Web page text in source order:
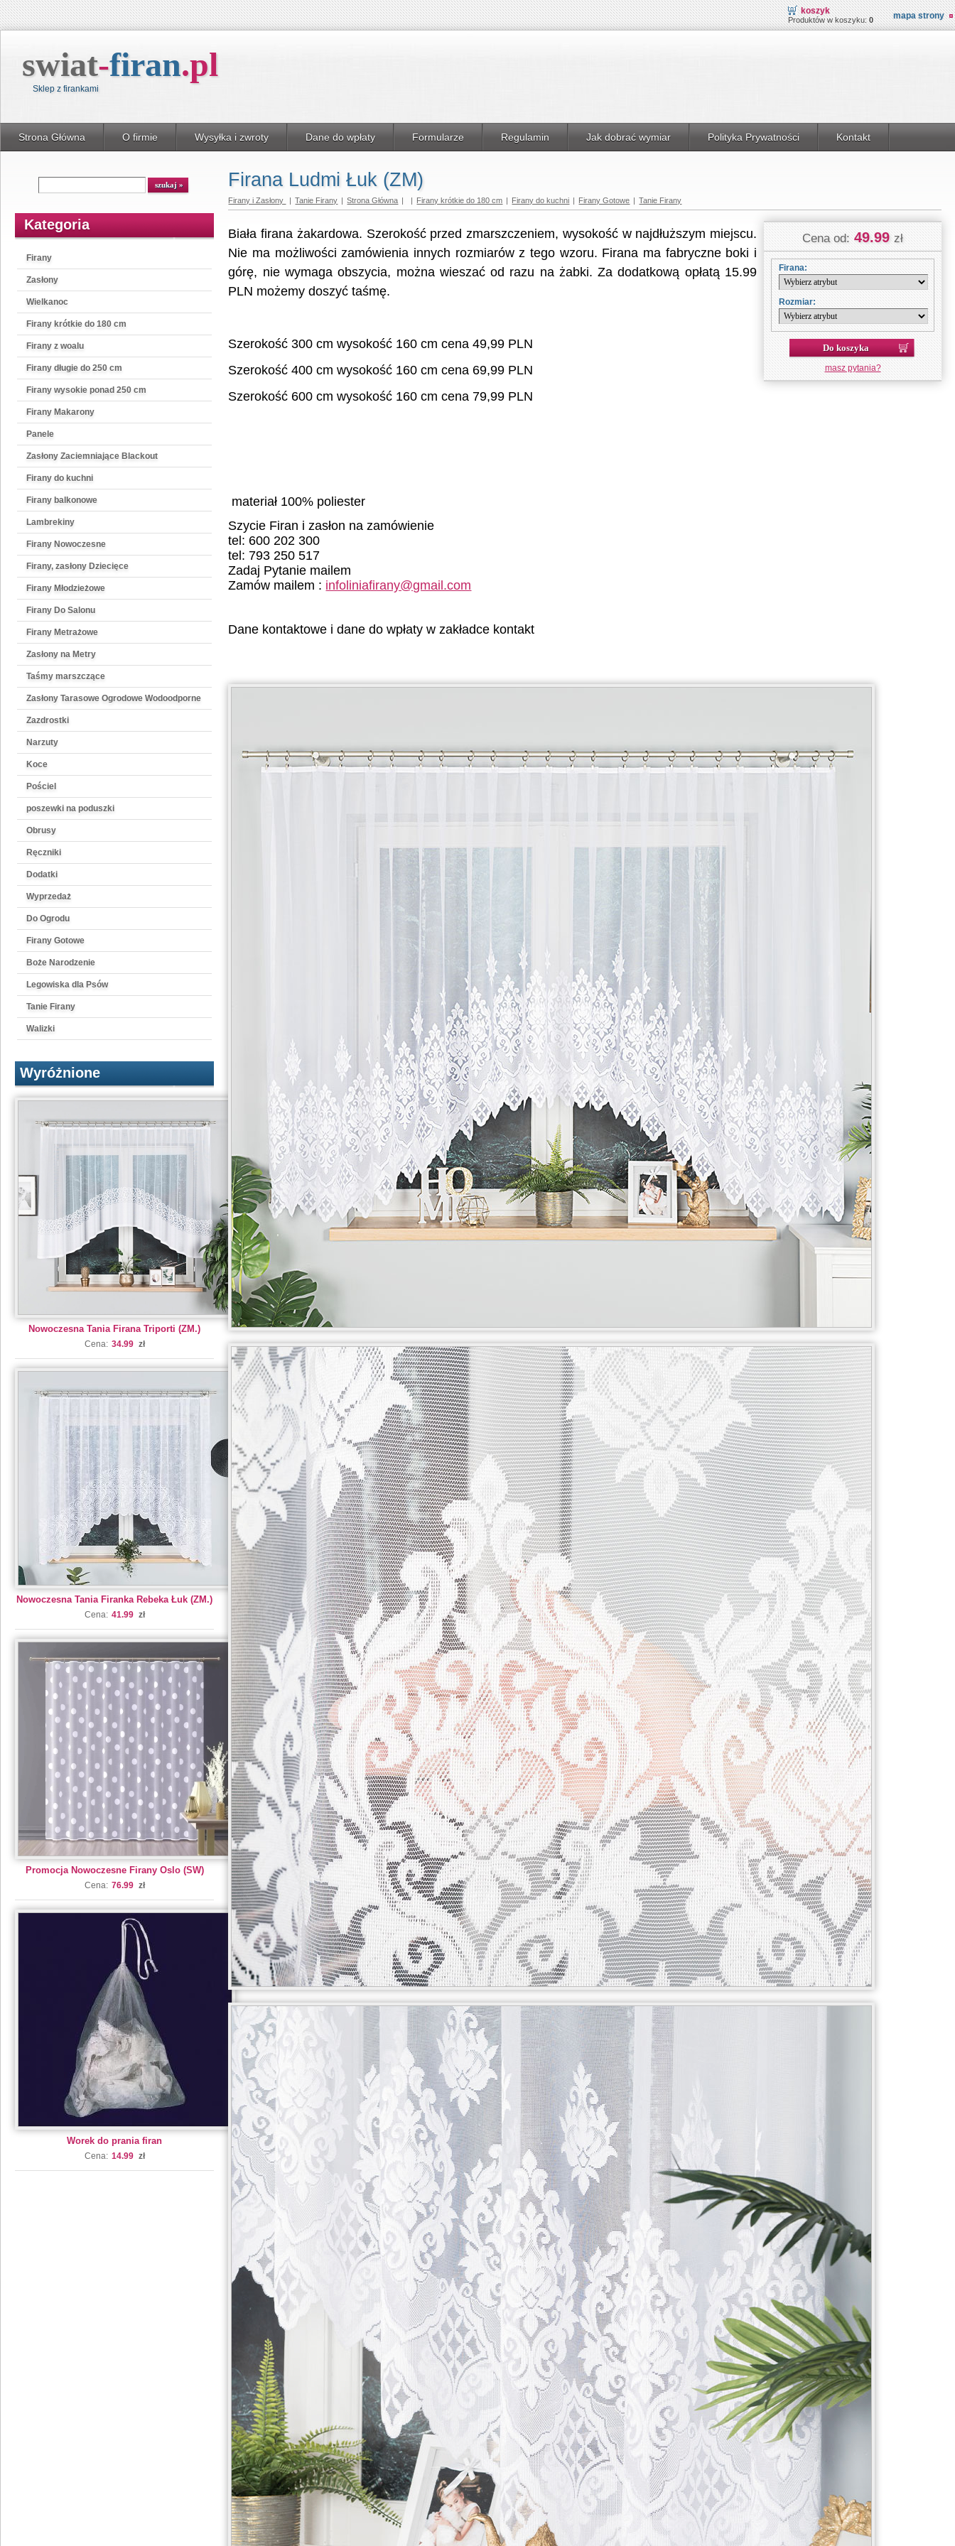
koszyk
Produktów w koszyku:0 mapa strony
swiat-firan.pl
Sklep z firankami
Strona Główna O firmie Wysyłka i zwroty Dane do wpłaty Formularze Regulamin Jak dobrać wymiar Polityka Prywatności Kontakt
Kategoria
Firany
Zasłony
Wielkanoc
Firany krótkie do 180 cm
Firany z woalu
Firany długie do 250 cm
Firany wysokie ponad 250 cm
Firany Makarony
Panele
Zasłony Zaciemniające Blackout
Firany do kuchni
Firany balkonowe
Lambrekiny
Firany Nowoczesne
Firany, zasłony Dziecięce
Firany Młodzieżowe
Firany Do Salonu
Firany Metrażowe
Zasłony na Metry
Taśmy marszczące
Zasłony Tarasowe Ogrodowe Wodoodporne
Zazdrostki
Narzuty
Koce
Pościel
poszewki na poduszki
Obrusy
Ręczniki
Dodatki
Wyprzedaż
Do Ogrodu
Firany Gotowe
Boże Narodzenie
Legowiska dla Psów
Tanie Firany
Walizki
Wyróżnione
Nowoczesna Tania Firana Triporti (ZM.)
Cena: 34.99 zł
Nowoczesna Tania Firanka Rebeka Łuk (ZM.)
Cena: 41.99 zł
Promocja Nowoczesne Firany Oslo (SW)
Cena: 76.99 zł
Worek do prania firan
Cena: 14.99 zł
Firana Ludmi Łuk (ZM)
Firany i Zasłony | Tanie Firany | Strona Główna | | Firany krótkie do 180 cm | Firany do kuchni | Firany Gotowe | Tanie Firany
Cena od: 49.99 zł
Firana:
Rozmiar:
Do koszyka
masz pytania?
Biała firana żakardowa. Szerokość przed zmarszczeniem, wysokość w najdłuższym miejscu.
Nie ma możliwości zamówienia innych rozmiarów z tego wzoru. Firana ma fabryczne boki i
górę, nie wymaga obszycia, można wieszać od razu na żabki. Za dodatkową opłatą 15.99
PLN możemy doszyć taśmę.
Szerokość 300 cm wysokość 160 cm cena 49,99 PLN
Szerokość 400 cm wysokość 160 cm cena 69,99 PLN
Szerokość 600 cm wysokość 160 cm cena 79,99 PLN
materiał 100% poliester
Szycie Firan i zasłon na zamówienie
tel: 600 202 300
tel: 793 250 517
Zadaj Pytanie mailem
Zamów mailem : infoliniafirany@gmail.com
Dane kontaktowe i dane do wpłaty w zakładce kontakt